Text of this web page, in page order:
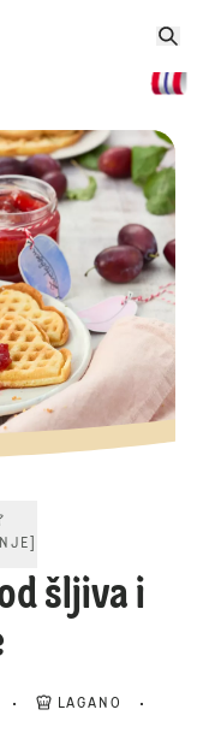
rating 0.0. Click to rate.
šljiva i
LAGANO